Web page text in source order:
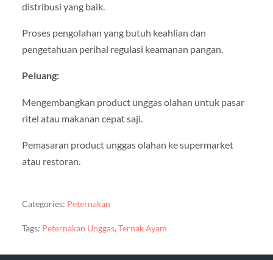
distribusi yang baik.
Proses pengolahan yang butuh keahlian dan
pengetahuan perihal regulasi keamanan pangan.
Peluang:
Mengembangkan product unggas olahan untuk pasar
ritel atau makanan cepat saji.
Pemasaran product unggas olahan ke supermarket
atau restoran.
Categories: Peternakan
Tags: Peternakan Unggas,Ternak Ayam